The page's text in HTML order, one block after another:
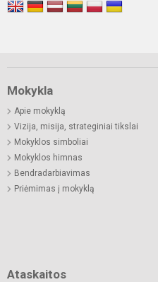
Mokykla
Apie mokyklą
Vizija, misija, strateginiai tikslai
Mokyklos simboliai
Mokyklos himnas
Bendradarbiavimas
Priėmimas į mokyklą
Ataskaitos